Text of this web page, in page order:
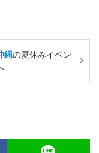
縄の夏休みイベン